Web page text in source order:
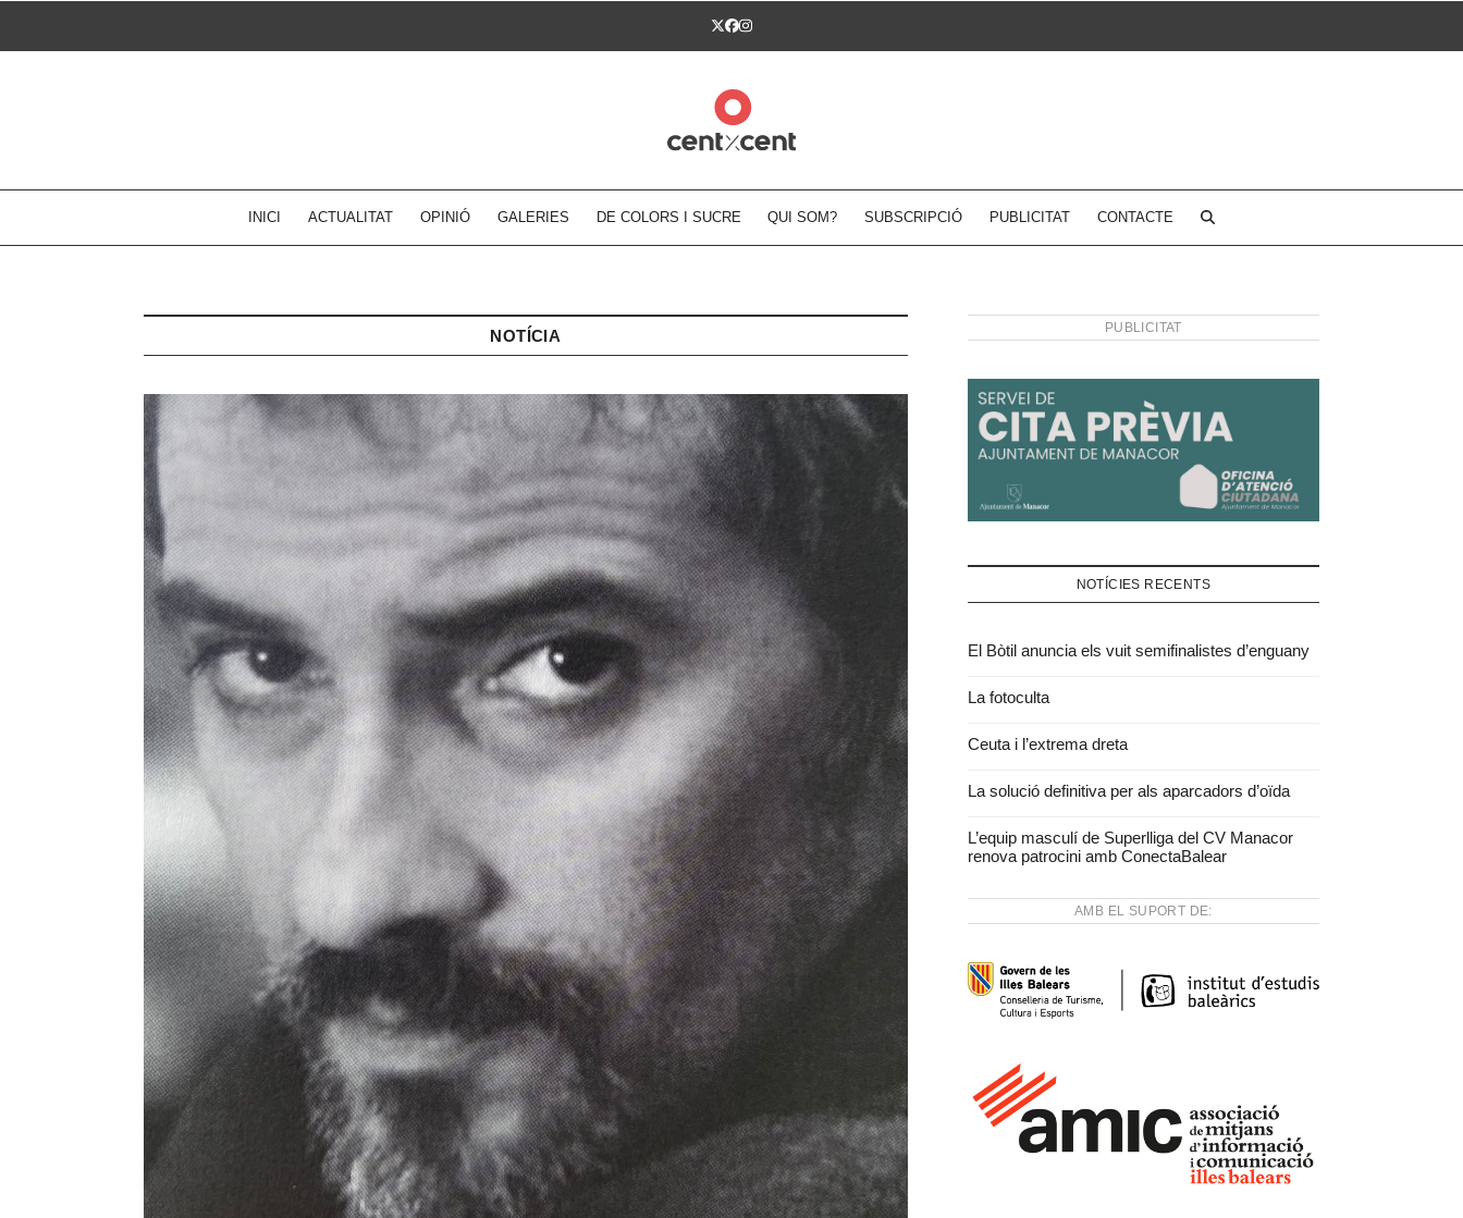
Twitter
Facebook
Instagram
INICI ACTUALITAT OPINIÓ GALERIES DE COLORS I SUCRE QUI SOM? SUBSCRIPCIÓ PUBLICITAT CONTACTE
NOTÍCIA PUBLICITAT
NOTÍCIES RECENTS
El Bòtil anuncia els vuit semifinalistes d’enguany
La fotoculta
Ceuta i l’extrema dreta
La solució definitiva per als aparcadors d’oïda
L’equip masculí de Superlliga del CV Manacor
renova patrocini amb ConectaBalear
AMB EL SUPORT DE: